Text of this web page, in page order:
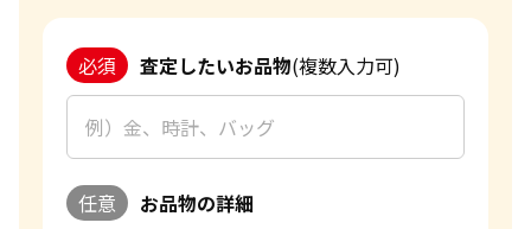
必須 査定したいお品物(複数入力可)
任意 お品物の詳細